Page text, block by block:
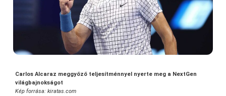
Carlos Alcaraz meggyőző teljesítménnyel nyerte meg a NextGen
világbajnokságot
Kép forrása: kiratas.com